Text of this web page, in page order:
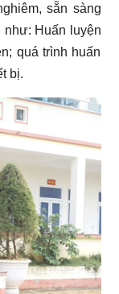
sẵn sàng
như: Huấn luyện
quá trình huấn
bị.